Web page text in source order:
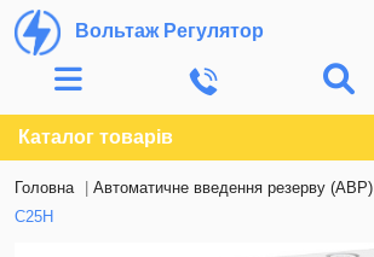
Вольтаж Регулятор
Каталог товарів
Головна Автоматичне введення резерву (АВР)
С25Н